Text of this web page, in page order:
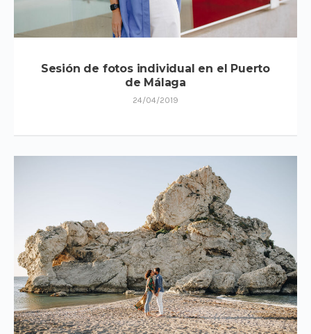
Sesión de fotos individual en el Puerto
de Málaga
24/04/2019